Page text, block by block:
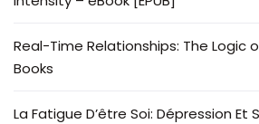
Real-Time Relationships: The Logic
Books
La Fatigue D’être Soi: Dépression Et